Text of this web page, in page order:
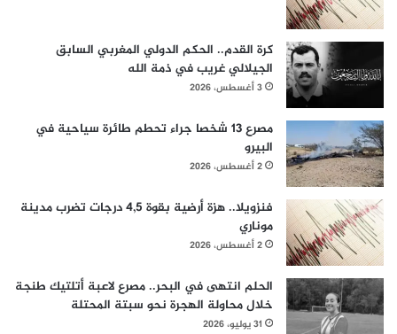
كرة القدم.. الحكم الدولي المغربي السابق
الجيلالي غريب في ذمة الله
3 أغسطس، 2026
مصرع 13 شخصا جراء تحطم طائرة سياحية في
البيرو
2 أغسطس، 2026
فنزويلا.. هزة أرضية بقوة 4,5 درجات تضرب مدينة
موناري
2 أغسطس، 2026
الحلم انتهى في البحر.. مصرع لاعبة أتلتيك طنجة
خلال محاولة الهجرة نحو سبتة المحتلة
31 يوليو، 2026